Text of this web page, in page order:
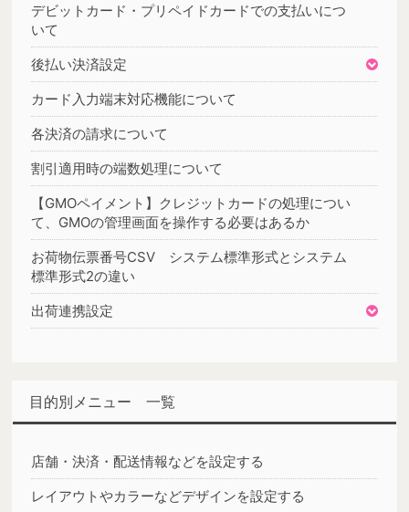
デビットカード・プリペイドカードでの支払いにつ
いて
後払い決済設定
カード入力端末対応機能について
各決済の請求について
割引適用時の端数処理について
【GMOペイメント】クレジットカードの処理につい
て、GMOの管理画面を操作する必要はあるか
お荷物伝票番号CSV システム標準形式とシステム
標準形式2の違い
出荷連携設定
目的別メニュー 一覧
店舗・決済・配送情報などを設定する
レイアウトやカラーなどデザインを設定する